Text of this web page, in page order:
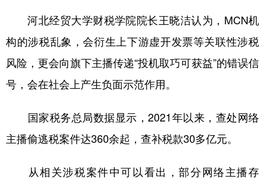
河北经贸大学财税学院院长王晓洁认为，MCN机
构的涉税乱象，会衍生上下游虚开发票等关联性涉税
风险，更会向旗下主播传递“投机取巧可获益”的错误信
号，会在社会上产生负面示范作用。
国家税务总局数据显示，2021年以来，查处网络
主播偷逃税案件达360余起，查补税款30多亿元。
从相关涉税案件中可以看出，部分网络主播存